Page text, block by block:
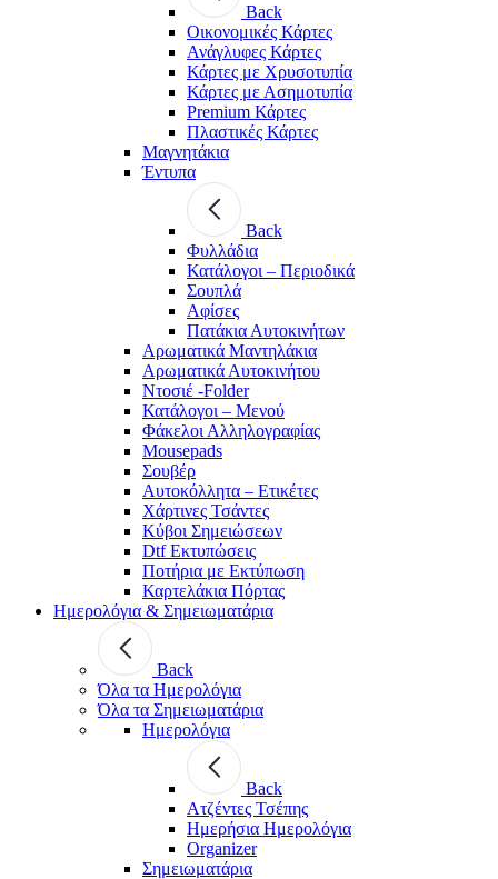
Back
Οικονομικές Κάρτες
Ανάγλυφες Κάρτες
Κάρτες με Χρυσοτυπία
Κάρτες με Ασημοτυπία
Premium Κάρτες
Πλαστικές Κάρτες
Μαγνητάκια
Έντυπα
Back
Φυλλάδια
Κατάλογοι – Περιοδικά
Σουπλά
Αφίσες
Πατάκια Αυτοκινήτων
Αρωματικά Μαντηλάκια
Αρωματικά Αυτοκινήτου
Ντοσιέ -Folder
Κατάλογοι – Μενού
Φάκελοι Αλληλογραφίας
Mousepads
Σουβέρ
Αυτοκόλλητα – Ετικέτες
Χάρτινες Τσάντες
Κύβοι Σημειώσεων
Dtf Εκτυπώσεις
Ποτήρια με Εκτύπωση
Καρτελάκια Πόρτας
Ημερολόγια & Σημειωματάρια
Back
Όλα τα Ημερολόγια
Όλα τα Σημειωματάρια
Ημερολόγια
Back
Ατζέντες Τσέπης
Ημερήσια Ημερολόγια
Organizer
Σημειωματάρια